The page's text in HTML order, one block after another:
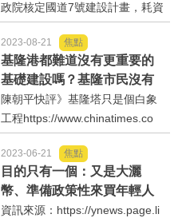
政院核定國道7號建設計畫，耗資
1357.9億元（原概算650億）。
但是；10月16日要辦公聽會所公
告的路線急轉彎，刻意閃避影響
工廠路轉向良田，毀壞農民有機
良質米產銷班的生產基地，...
2023-08-21 焦點
基隆港都難道沒有更重要的
基礎建設嗎？基隆市民沒有
更迫切需要解決的課題嗎？
還是在藉機貪瀆找大標
的？！
陳朝平快評》基隆塔只是個白象
工程https://www.chinatimes.co
m/opinion/20230821001691-26
2103https://www.chinatimes.co
m/opinion/20230819000921-26
2103
2023-06-21 焦點
目的只有一個：又是大灑
幣、準備政策性來買年輕人
的選票？！
資訊來源：https://ynews.page.li